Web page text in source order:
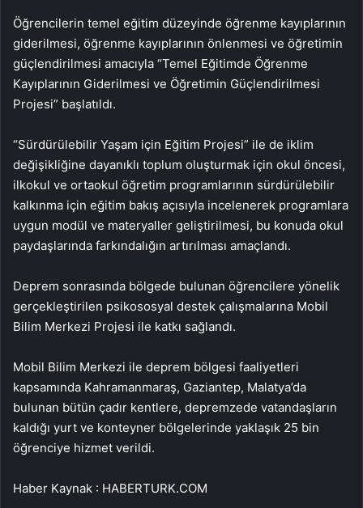
Öğrencilerin temel eğitim düzeyinde öğrenme kayıplarının
giderilmesi, öğrenme kayıplarının önlenmesi ve öğretimin
güçlendirilmesi amacıyla “Temel Eğitimde Öğrenme
Kayıplarının Giderilmesi ve Öğretimin Güçlendirilmesi
Projesi” başlatıldı.
“Sürdürülebilir Yaşam için Eğitim Projesi” ile de iklim
değişikliğine dayanıklı toplum oluşturmak için okul öncesi,
ilkokul ve ortaokul öğretim programlarının sürdürülebilir
kalkınma için eğitim bakış açısıyla incelenerek programlara
uygun modül ve materyaller geliştirilmesi, bu konuda okul
paydaşlarında farkındalığın artırılması amaçlandı.
Deprem sonrasında bölgede bulunan öğrencilere yönelik
gerçekleştirilen psikososyal destek çalışmalarına Mobil
Bilim Merkezi Projesi ile katkı sağlandı.
Mobil Bilim Merkezi ile deprem bölgesi faaliyetleri
kapsamında Kahramanmaraş, Gaziantep, Malatya’da
bulunan bütün çadır kentlere, depremzede vatandaşların
kaldığı yurt ve konteyner bölgelerinde yaklaşık 25 bin
öğrenciye hizmet verildi.
Haber Kaynak : HABERTURK.COM